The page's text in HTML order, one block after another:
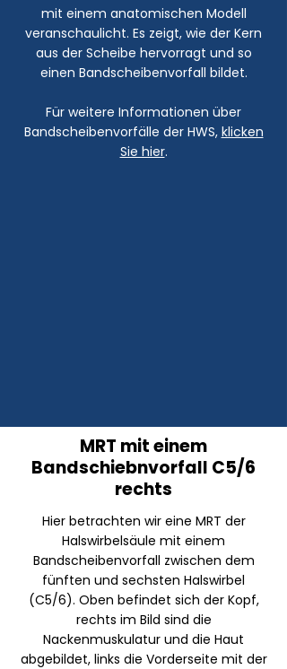
mit einem anatomischen Modell
veranschaulicht. Es zeigt, wie der Kern
aus der Scheibe hervorragt und so
einen Bandscheibenvorfall bildet.
Für weitere Informationen über
Bandscheibenvorfälle der HWS, klicken
Sie hier.
MRT mit einem
Bandschiebnvorfall C5/6
rechts
Hier betrachten wir eine MRT der
Halswirbelsäule mit einem
Bandscheibenvorfall zwischen dem
fünften und sechsten Halswirbel
(C5/6). Oben befindet sich der Kopf,
rechts im Bild sind die
Nackenmuskulatur und die Haut
abgebildet, links die Vorderseite mit der